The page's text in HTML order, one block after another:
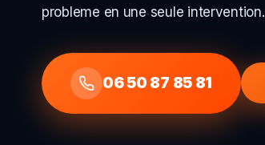
probleme en une seule intervention.
06 50 87 85 81